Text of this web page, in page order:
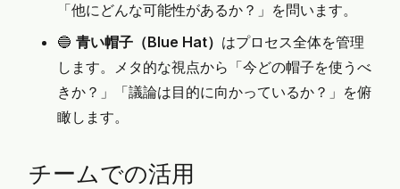
「他にどんな可能性があるか？」を問います。
🔵 青い帽子（Blue Hat） はプロセス全体を管理
します。メタ的な視点から「今どの帽子を使うべ
きか？」「議論は目的に向かっているか？」を俯
瞰します。
チームでの活用